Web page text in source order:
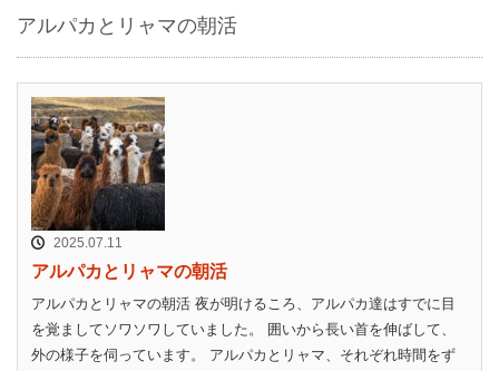
アルパカとリャマの朝活
2025.07.11
アルパカとリャマの朝活
アルパカとリャマの朝活 夜が明けるころ、アルパカ達はすでに目
を覚ましてソワソワしていました。 囲いから長い首を伸ばして、
外の様子を伺っています。 アルパカとリャマ、それぞれ時間をず